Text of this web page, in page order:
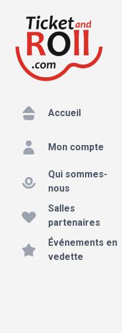
Accueil
Mon compte
Qui sommes-
nous
Salles
partenaires
Événements en
vedette